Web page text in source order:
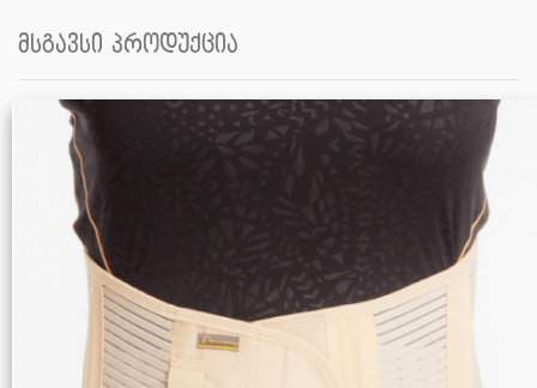
მსგავსი პროდუქცია